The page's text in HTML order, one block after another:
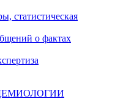
статистическая
о фактах